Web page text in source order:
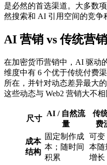
是必然的首选渠道。大多数
然搜索和 AI 引用空间的竞争
AI 营销 vs 传统营
在加密货币营销中，AI 驱动
维度中有 6 个优于传统付费
所在，并针对动态差异最大
这些动态与 Web2 营销大不相
尺寸
AI / 自然流
量
传
费
成本
结构
固定制作成
本；随时间
积累
可变
本随
增长